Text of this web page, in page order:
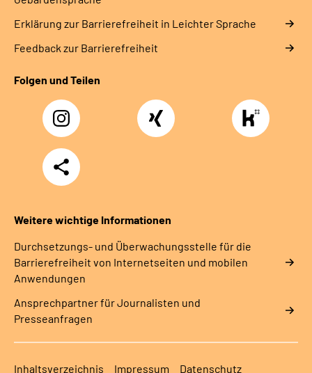
Erklärung zur Barrierefreiheit in Leichter Sprache
Feedback zur Barrierefreiheit
Folgen und Teilen
Instagram Xing
https://
rentenversicherung-
nordbayern6
Teilen
Weitere wichtige Informationen
Durchsetzungs- und Überwachungsstelle für die
Barrierefreiheit von Internetseiten und mobilen
Anwendungen
Ansprechpartner für Journalisten und
Presseanfragen
Inhaltsverzeichnis Impressum Datenschutz